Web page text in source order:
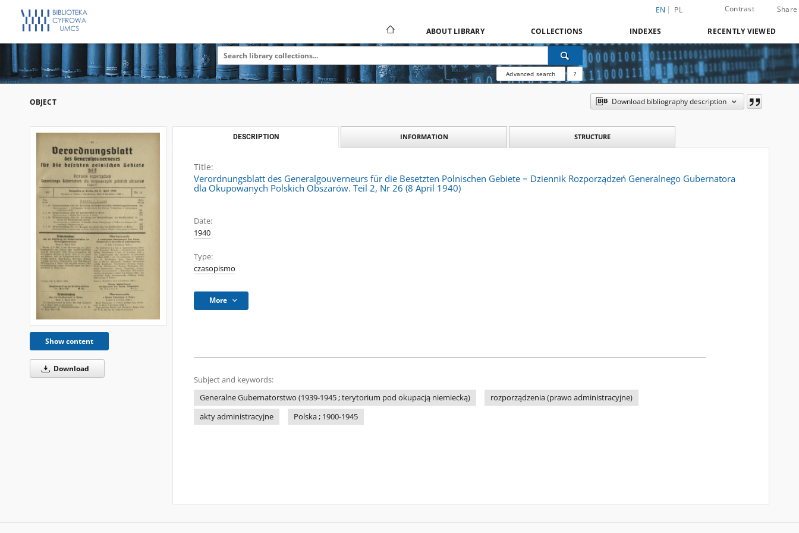
EN PL Contrast Share
ABOUT LIBRARY COLLECTIONS INDEXES RECENTLY VIEWED
Advanced search ?
OBJECT Download bibliography description
Show content
Download
DESCRIPTION INFORMATION STRUCTURE
Title:
Verordnungsblatt des Generalgouverneurs für die Besetzten Polnischen Gebiete = Dziennik Rozporządzeń Generalnego Gubernatora
dla Okupowanych Polskich Obszarów. Teil 2, Nr 26 (8 April 1940)
Date:
1940
Type:
czasopismo
More
Subject and keywords:
Generalne Gubernatorstwo (1939-1945 ; terytorium pod okupacją niemiecką)
rozporządzenia (prawo administracyjne)
akty administracyjne
Polska ; 1900-1945